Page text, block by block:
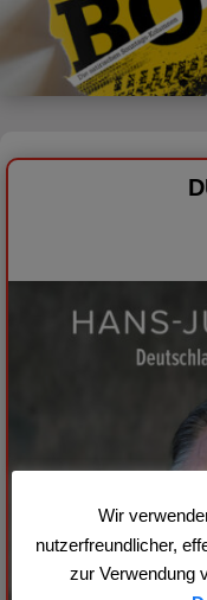
Wir
nutzerfreundlicher,
zur Verwendung